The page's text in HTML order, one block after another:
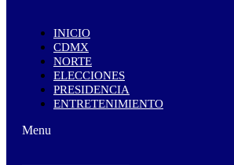
INICIO
CDMX
NORTE
ELECCIONES
PRESIDENCIA
ENTRETENIMIENTO
Menu